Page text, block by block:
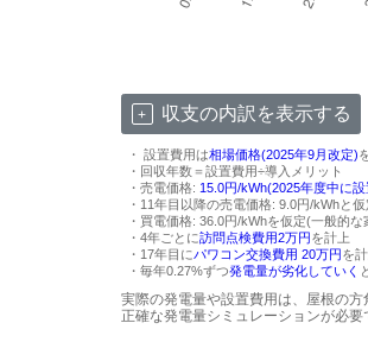
収支の内訳を表示する
・ 設置費用は相場価格(2025年9月改定)
・回収年数＝設置費用÷導入メリット
・売電価格: 15.0円/kWh(2025年度中に
・11年目以降の売電価格: 9.0円/kWhと仮
・買電価格: 36.0円/kWhを仮定(一般的
・4年ごとに訪問点検費用2万円を計上
・17年目にパワコン交換費用 20万円を
・毎年0.27%ずつ発電量が劣化していく
実際の発電量や設置費用は、屋根の方
正確な発電量シミュレーションが必要